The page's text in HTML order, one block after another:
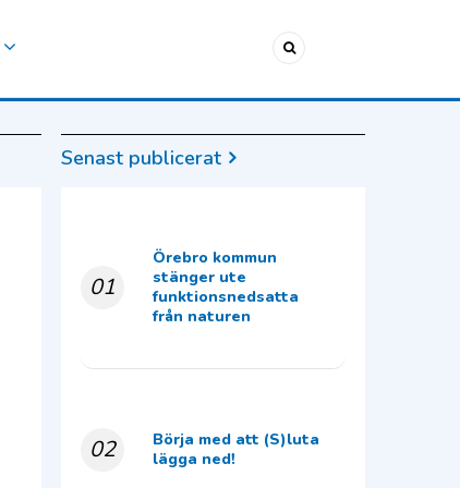
Senast publicerat
01
Örebro kommun
stänger ute
funktionsnedsatta
från naturen
02
Börja med att (S)luta
lägga ned!